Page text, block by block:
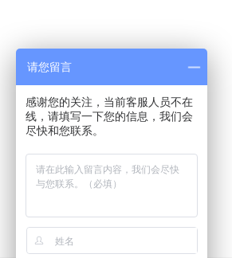
请您留言
感谢您的关注，当前客服人员不在
线，请填写一下您的信息，我们会
尽快和您联系。